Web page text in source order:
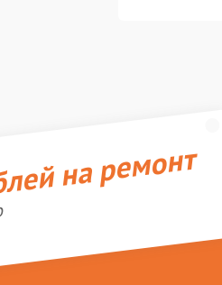
на ремонт